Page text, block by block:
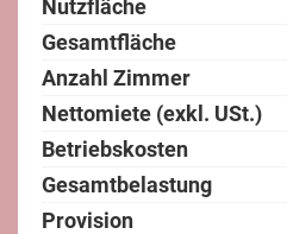
Nutzfläche
Gesamtfläche
Anzahl Zimmer
Nettomiete (exkl. USt.)
Betriebskosten
Gesamtbelastung
Provision